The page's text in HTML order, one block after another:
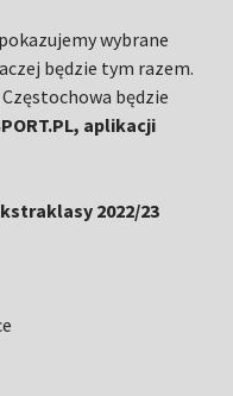
wybrane
będzie tym razem.
będzie
aplikacji
2022/23